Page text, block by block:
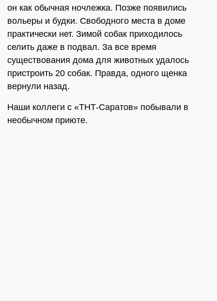
он как обычная ночлежка. Позже появились
вольеры и будки. Свободного места в доме
практически нет. Зимой собак приходилось
селить даже в подвал. За все время
существования дома для животных удалось
пристроить 20 собак. Правда, одного щенка
вернули назад.
Наши коллеги с «ТНТ-Саратов» побывали в
необычном приюте.